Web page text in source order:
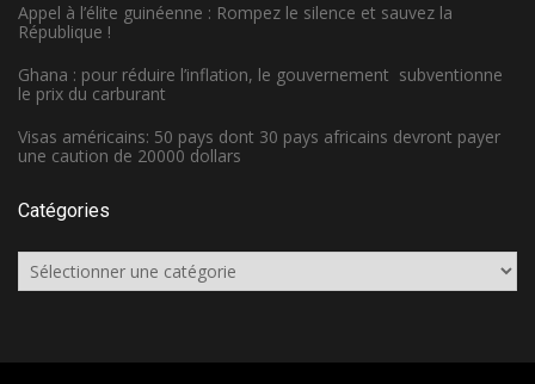
Appel à l’élite guinéenne : Rompez le silence et sauvez la
République !
Ghana : pour réduire l’inflation, le gouvernement subventionne
le prix du carburant
Visas américains: 50 pays dont 30 pays africains devront payer
une caution de 20000 dollars
Catégories
Catégories